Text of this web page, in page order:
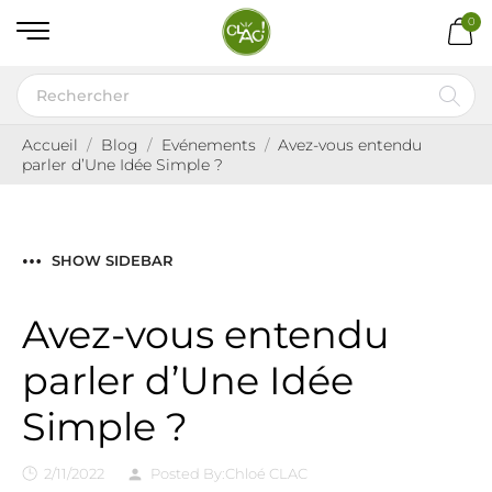
0
Accueil Blog Evénements
Avez-vous entendu
parler d’Une Idée Simple ?
SHOW SIDEBAR
Avez-vous entendu
parler d’Une Idée
Simple ?
2/11/2022 person Posted By:Chloé CLAC